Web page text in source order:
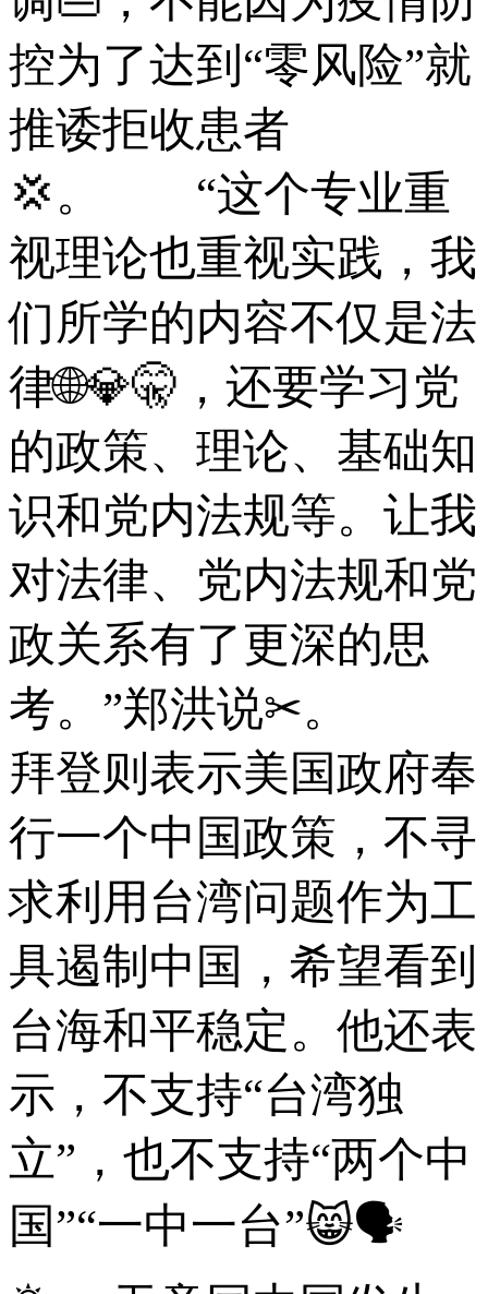
控为了达到“零风险”就
推诿拒收患者
💢。 “这个专业重
视理论也重视实践，我
们所学的内容不仅是法
律🌐💎🤫，还要学习党
的政策、理论、基础知
识和党内法规等。让我
对法律、党内法规和党
政关系有了更深的思
考。”郑洪说✂。
拜登则表示美国政府奉
行一个中国政策，不寻
求利用台湾问题作为工
具遏制中国，希望看到
台海和平稳定。他还表
示，不支持“台湾独
立”，也不支持“两个中
国”“一中一台”😸🗣